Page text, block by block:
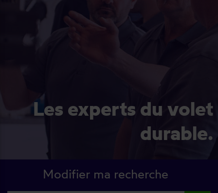
Les experts du volet
durable.
Modifier ma recherche